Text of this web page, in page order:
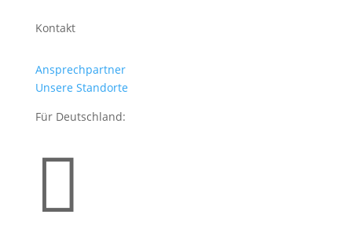
Kontakt
Ansprechpartner
Unsere Standorte
Für Deutschland:
